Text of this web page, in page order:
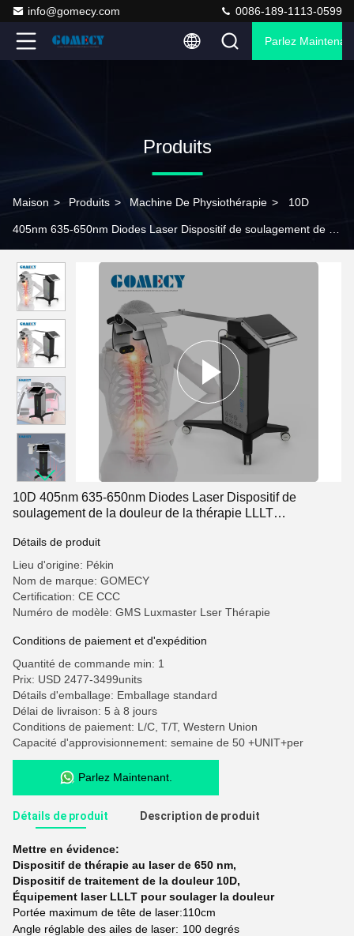
info@gomecy.com 0086-189-1113-0599
Parlez
Produits
Maison > Produits > Machine De Physiothérapie > 10D
405nm 635-650nm Diodes Laser Dispositif de soulagement de la
10D 405nm 635-650nm Diodes Laser Dispositif de
soulagement de la douleur de la thérapie LLLT
Détails de produit
Lieu d'origine: Pékin
Nom de marque: GOMECY
Certification: CE CCC
Numéro de modèle: GMS Luxmaster Lser Thérapie
Conditions de paiement et d'expédition
Quantité de commande min: 1
Prix: USD 2477-3499units
Détails d'emballage: Emballage standard
Délai de livraison: 5 à 8 jours
Conditions de paiement: L/C, T/T, Western Union
Capacité d'approvisionnement: semaine de 50 +UNIT+per
Parlez Maintenant.
Détails de produit Description de produit
Mettre en évidence:
Dispositif de thérapie au laser de 650 nm,
Dispositif de traitement de la douleur 10D,
Équipement laser LLLT pour soulager la douleur
Portée maximum de tête de laser:110cm
Angle réglable des ailes de laser: 100 degrés